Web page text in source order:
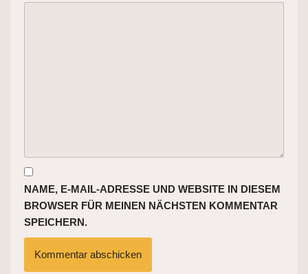
NAME, E-MAIL-ADRESSE UND WEBSITE IN DIESEM
BROWSER FÜR MEINEN NÄCHSTEN KOMMENTAR
SPEICHERN.